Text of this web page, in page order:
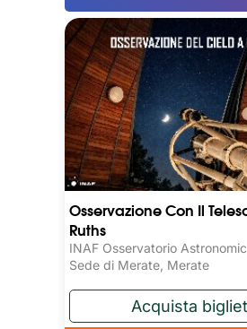
Osservazione Con Il
Ruths
INAF Osservatorio
Sede di Merate, Merate